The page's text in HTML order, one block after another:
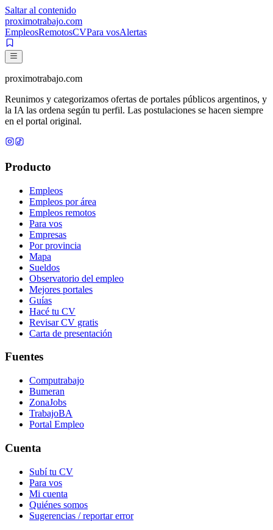
Saltar al contenido
proximotrabajo.com
EmpleosRemotosCVPara vosAlertas
proximotrabajo.com
Reunimos y categorizamos ofertas de portales públicos argentinos, y
la IA las ordena según tu perfil. Las postulaciones se hacen siempre
en el portal original.
Producto
Empleos
Empleos por área
Empleos remotos
Para vos
Empresas
Por provincia
Mapa
Sueldos
Observatorio del empleo
Mejores portales
Guías
Hacé tu CV
Revisar CV gratis
Carta de presentación
Fuentes
Computrabajo
Bumeran
ZonaJobs
TrabajoBA
Portal Empleo
Cuenta
Subí tu CV
Para vos
Mi cuenta
Quiénes somos
Sugerencias / reportar error